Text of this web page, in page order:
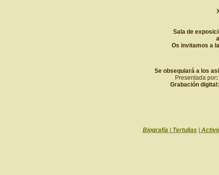
Sala de
Os invitamos a
Se obsequiará a los
Presentada por:
Grabación
Biografía Tertulias